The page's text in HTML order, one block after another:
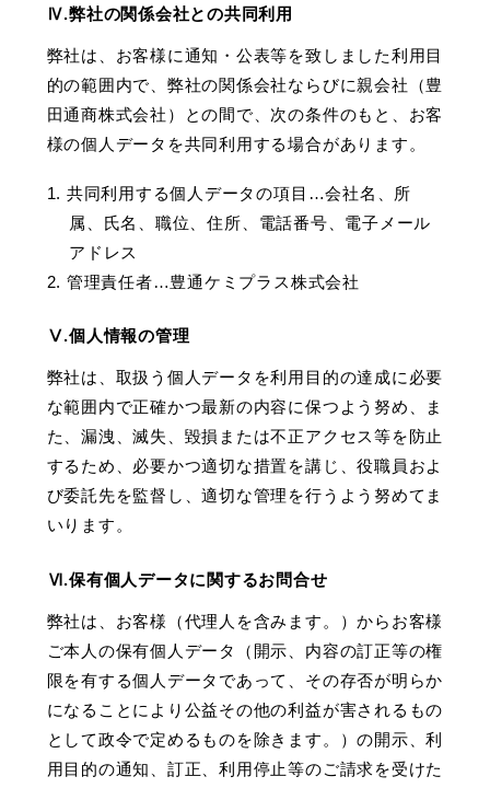
Ⅳ.弊社の関係会社との共同利用
弊社は、お客様に通知・公表等を致しました利用目
的の範囲内で、弊社の関係会社ならびに親会社（豊
田通商株式会社）との間で、次の条件のもと、お客
様の個人データを共同利用する場合があります。
1. 共同利用する個人データの項目…会社名、所
属、氏名、職位、住所、電話番号、電子メール
アドレス
2. 管理責任者…豊通ケミプラス株式会社
Ⅴ.個人情報の管理
弊社は、取扱う個人データを利用目的の達成に必要
な範囲内で正確かつ最新の内容に保つよう努め、ま
た、漏洩、滅失、毀損または不正アクセス等を防止
するため、必要かつ適切な措置を講じ、役職員およ
び委託先を監督し、適切な管理を行うよう努めてま
いります。
Ⅵ.保有個人データに関するお問合せ
弊社は、お客様（代理人を含みます。）からお客様
ご本人の保有個人データ（開示、内容の訂正等の権
限を有する個人データであって、その存否が明らか
になることにより公益その他の利益が害されるもの
として政令で定めるものを除きます。
）の開示、利
用目的の通知、訂正、利用停止等のご請求を受けた